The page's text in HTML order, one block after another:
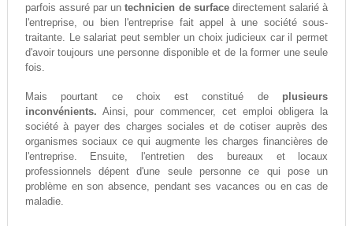
parfois assuré par untechnicien de surfacedirectement salarié à
l'entreprise, ou bien l'entreprise fait appel à une société sous-
traitante. Le salariat peut sembler un choix judicieux car il permet
d'avoir toujours une personne disponible et de la former une seule
fois.
Mais pourtant ce choix est constitué de plusieurs
inconvénients. Ainsi, pour commencer, cet emploi obligera la
société à payer des charges sociales et de cotiser auprès des
organismes sociaux ce qui augmente les charges financières de
l'entreprise. Ensuite, l'entretien des bureaux et locaux
professionnels dépent d'une seule personne ce qui pose un
problème en son absence, pendant ses vacances ou en cas de
maladie.